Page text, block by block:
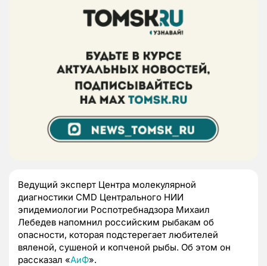
Ведущий эксперт Центра молекулярной
диагностики CMD Центрального НИИ
эпидемиологии Роспотребнадзора Михаил
Лебедев напомнил российским рыбакам об
опасности, которая подстерегает любителей
вяленой, сушеной и копченой рыбы. Об этом он
рассказал «АиФ».